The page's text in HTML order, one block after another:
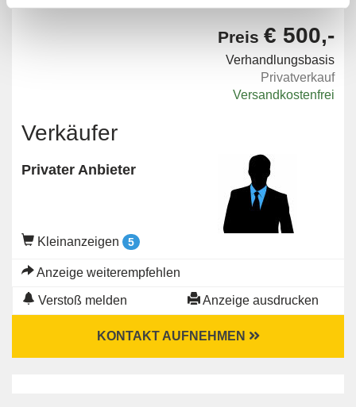
Preis € 500,-
Verhandlungsbasis
Privatverkauf
Versandkostenfrei
Verkäufer
Privater Anbieter
Kleinanzeigen 5
Anzeige weiterempfehlen
Verstoß melden Anzeige ausdrucken
KONTAKT AUFNEHMEN